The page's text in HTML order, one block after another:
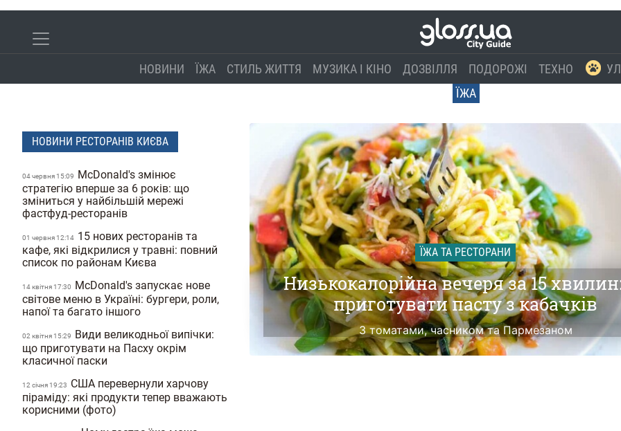
НОВИНИ ЇЖА СТИЛЬ ЖИТТЯ МУЗИКА І КІНО ДОЗВІЛЛЯ ПОДОРОЖІ ТЕХНО
ЇЖА
НОВИНИ РЕСТОРАНІВ КИЄВА
04 червня 15:09
McDonald's змінює
стратегію вперше за 6 років: що
зміниться у найбільшій мережі
фастфуд-ресторанів
01 червня 12:14 15 нових ресторанів та
кафе, які відкрилися у травні: повний
список по районам Києва
14 квiтня 17:30
McDonald's запускає нове
світове меню в Україні: бургери, роли,
напої та багато іншого
02 квiтня 15:29
Види великодньої випічки:
що приготувати на Пасху окрім
класичної паски
12 сiчня 19:23
США перевернули харчову
піраміду: які продукти тепер вважають
корисними (фото)
ЇЖА ТА РЕСТОРАНИ
Низькокалорійна вечеря за 15
приготувати пасту з кабачків
З томатами, часником та Пармезаном